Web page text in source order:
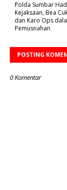
Polda Sumbar
Kejaksaan, Bea
dan Karo Ops
Pemusnahan
POSTING
0 Komentar